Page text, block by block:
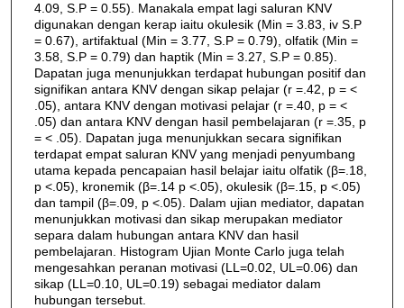
4.09, S.P = 0.55). Manakala empat lagi saluran KNV
digunakan dengan kerap iaitu okulesik (Min = 3.83, iv S.P
= 0.67), artifaktual (Min = 3.77, S.P = 0.79), olfatik (Min =
3.58, S.P = 0.79) dan haptik (Min = 3.27, S.P = 0.85).
Dapatan juga menunjukkan terdapat hubungan positif dan
signifikan antara KNV dengan sikap pelajar (r =.42, p = <
.05), antara KNV dengan motivasi pelajar (r =.40, p = <
.05) dan antara KNV dengan hasil pembelajaran (r =.35, p
= < .05). Dapatan juga menunjukkan secara signifikan
terdapat empat saluran KNV yang menjadi penyumbang
utama kepada pencapaian hasil belajar iaitu olfatik (β=.18,
p <.05), kronemik (β=.14 p <.05), okulesik (β=.15, p <.05)
dan tampil (β=.09, p <.05). Dalam ujian mediator, dapatan
menunjukkan motivasi dan sikap merupakan mediator
separa dalam hubungan antara KNV dan hasil
pembelajaran. Histogram Ujian Monte Carlo juga telah
mengesahkan peranan motivasi (LL=0.02, UL=0.06) dan
sikap (LL=0.10, UL=0.19) sebagai mediator dalam
hubungan tersebut.